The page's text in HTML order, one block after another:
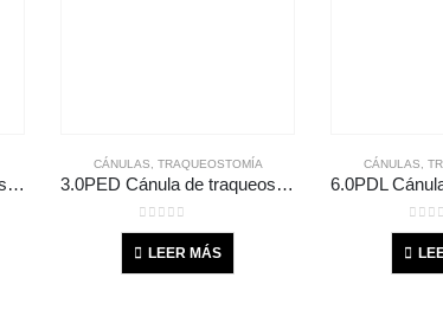
4.5PDC Cánula de traqueostomía pediátrica con globo marca: Shiley. Medidas: D.I. 4.5 mm D.E. 6.5 mm Longitud: 42 mm
CÁNULAS TRAQUEOSTOMÍA
3.0PED Cánula de traqueostomía pediátrica sin globo marca: Shiley. Medidas: D.I. 3.0 mm D.E. 4.5 mm Longitud: 39 mm
0out of 5
LEER MÁS
CÁNULAS
0